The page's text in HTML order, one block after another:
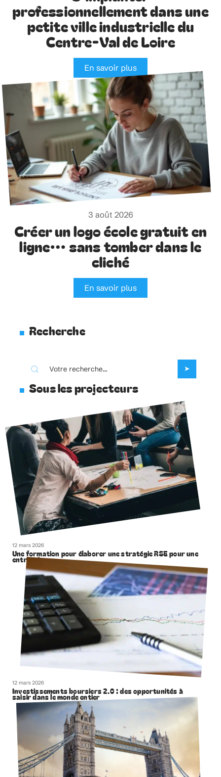
professionnellement dans une
petite ville industrielle du
Centre-Val de Loire
En savoir plus
3 août 2026
Créer un logo école gratuit en
ligne… sans tomber dans le
cliché
En savoir plus
Recherche
Sous les projecteurs
12 mars 2026
Une formation pour élaborer une stratégie RSE pour une
entreprise
12 mars 2026
Investissements boursiers 2.0 : des opportunités à
saisir dans le monde entier